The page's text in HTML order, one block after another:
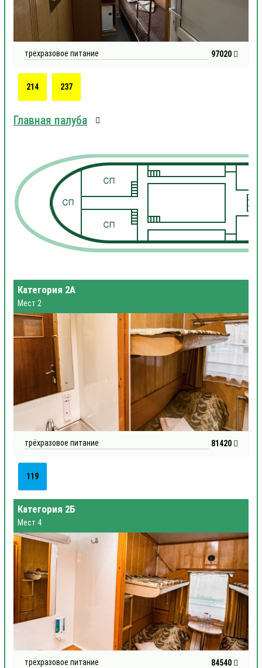
трёхразовое питание 97020
214 237
Главная палуба
Категория 2А
Мест 2
трёхразовое питание 81420
119
Категория 2Б
Мест 4
трёхразовое питание 84540